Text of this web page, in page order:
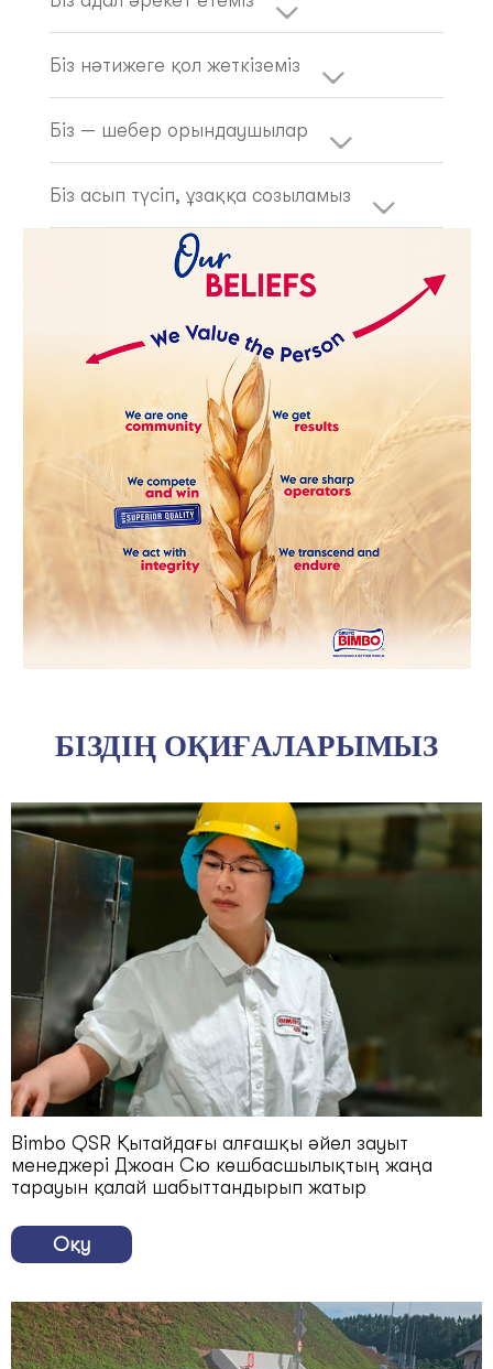
Біз нәтижеге қол жеткіземіз
Біз — шебер орындаушылар
Біз асып түсіп, ұзаққа созыламыз
БІЗДІҢ ОҚИҒАЛАРЫМЫЗ
Bimbo QSR Қытайдағы алғашқы әйел зауыт
менеджері Джоан Сю көшбасшылықтың жаңа
тарауын қалай шабыттандырып жатыр
Оқу